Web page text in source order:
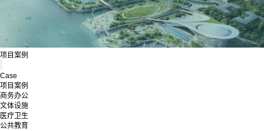
项目案例
Case
项目案例
商务办公
文体设施
医疗卫生
公共教育